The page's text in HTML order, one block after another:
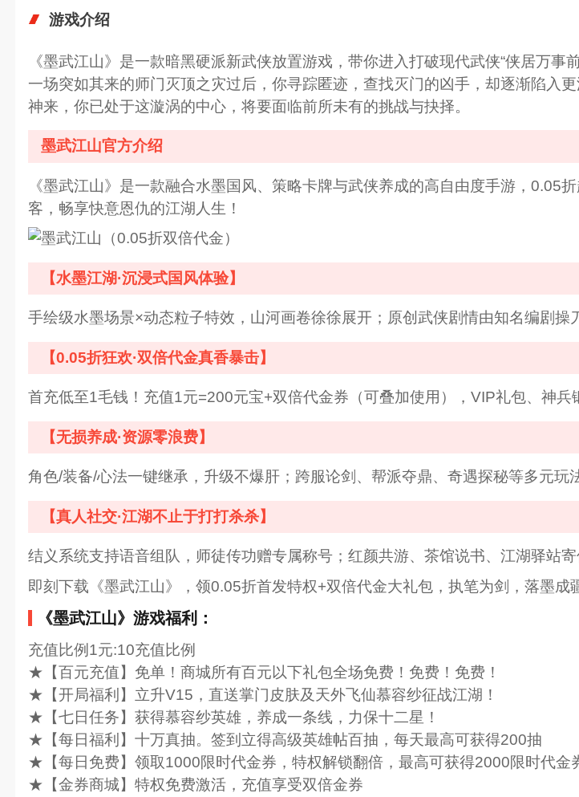
游戏介绍
《墨武江山》是一款暗黑硬派新武侠放置游戏，带你进入打破现代武侠“侠居万事
一场突如其来的师门灭顶之灾过后，你寻踪匿迹，查找灭门的凶手，却逐渐陷入
神来，你已处于这漩涡的中心，将要面临前所未有的挑战与抉择。
墨武江山官方介绍
《墨武江山》是一款融合水墨国风、策略卡牌与武侠养成的高自由度手游，
客，畅享快意恩仇的江湖人生！
【水墨江湖·沉浸式国风体验】
手绘级水墨场景×动态粒子特效，山河画卷徐徐展开；原创武侠剧情由知名编剧操
【0.05折狂欢·双倍代金真香暴击】
首充低至1毛钱！充值1元=200元宝+双倍代金券（可叠加使用），VIP礼包、神
【无损养成·资源零浪费】
角色/装备/心法一键继承，升级不爆肝；跨服论剑、帮派夺鼎、奇遇探秘等多元玩
【真人社交·江湖不止于打打杀杀】
结义系统支持语音组队，师徒传功赠专属称号；红颜共游、茶馆说书、江湖驿站
即刻下载《墨武江山》，领0.05折首发特权+双倍代金大礼包，执笔为剑，落墨
《墨武江山》游戏福利：
充值比例1元:10充值比例
★【百元充值】免单！商城所有百元以下礼包全场免费！免费！免费！
★【开局福利】立升V15，直送掌门皮肤及天外飞仙慕容纱征战江湖！
★【七日任务】获得慕容纱英雄，养成一条线，力保十二星！
★【每日福利】十万真抽。签到立得高级英雄帖百抽，每天最高可获得200抽
★【每日免费】领取1000限时代金券，特权解锁翻倍，最高可获得2000限时代金
★【金券商城】特权免费激活，充值享受双倍金券